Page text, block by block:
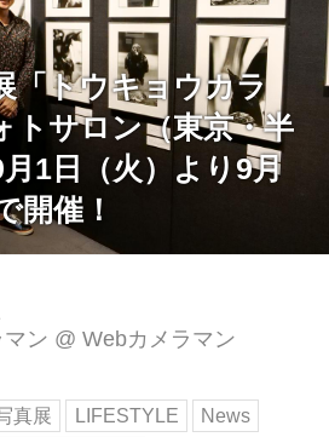
「トウキョウカラ
トサロン（東京・半
1日（火）より9月
開催！
ン @ Webカメラマン
真展 LIFESTYLE
News